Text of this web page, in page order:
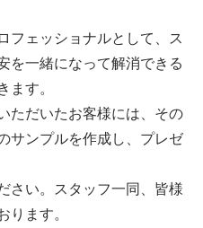
フェッショナルとして、ス
を一緒になって解消できる
ます。
ただいたお客様には、その
サンプルを作成し、プレゼ
さい。スタッフ一同、皆様
ります。